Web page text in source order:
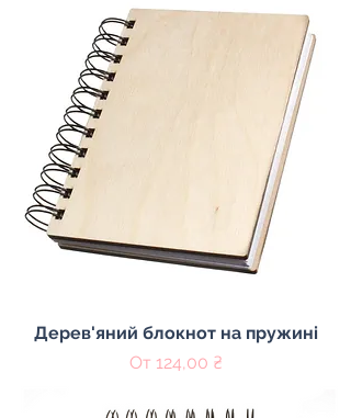
Дерев'яний блокнот на пружині
От 124,00 ₴
Цена со скидкой